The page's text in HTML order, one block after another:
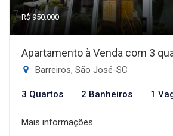
R$ 950.000
Apartamento à Venda com 3
Barreiros, São José-SC
3 Quartos 2 Banheiros 1
Mais informações